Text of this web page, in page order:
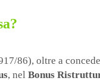
86), oltre a
, nel Bonus